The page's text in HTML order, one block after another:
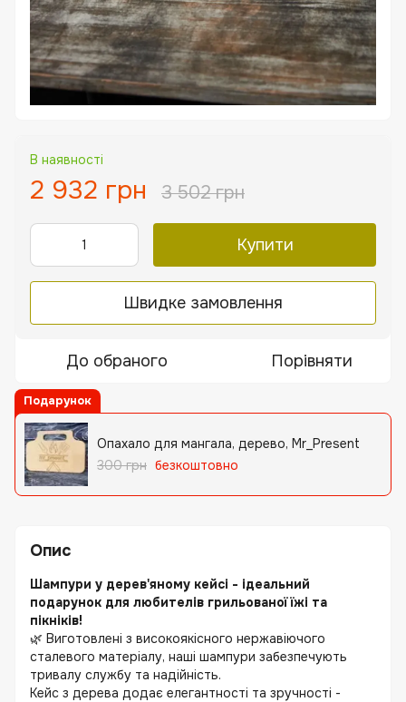
В наявності
2 932 грн 3 502 грн
Купити
Швидке замовлення
До обраного Порівняти
Подарунок
Опахало для мангала, дерево, Mr_Present
300 грн безкоштовно
Опис
Шампури у дерев'яному кейсі - ідеальний
подарунок для любителів грильованої їжі та
пікніків!
🌿 Виготовлені з високоякісного нержавіючого
сталевого матеріалу, наші шампури забезпечують
тривалу службу та надійність.
Кейс з дерева додає елегантності та зручності -